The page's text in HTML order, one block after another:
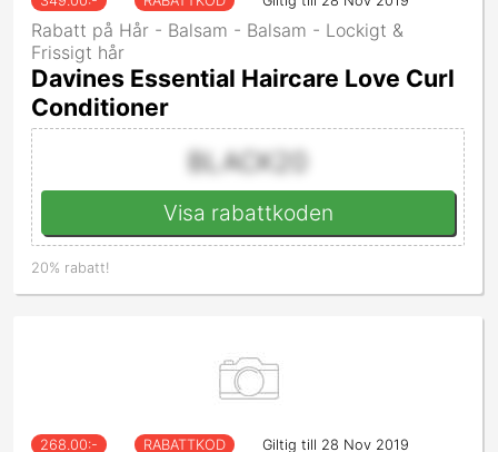
Rabatt på Hår - Balsam - Balsam - Lockigt &
Frissigt hår
Davines Essential Haircare Love Curl
Conditioner
BLACK20
Visa rabattkoden
20% rabatt!
268.00:- RABATTKOD Giltig till 28 Nov 2019